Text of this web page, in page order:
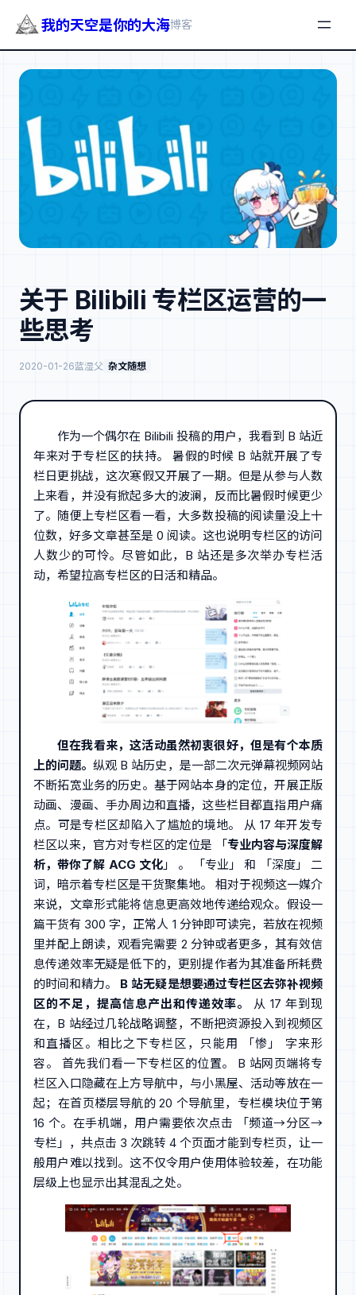
我的天空是你的大海博客
关于 Bilibili 专栏区运营的一
些思考
2020-01-26蓝湿父 杂文随想
作为一个偶尔在 Bilibili 投稿的用户，我看到 B 站近
年来对于专栏区的扶持。 暑假的时候 B 站就开展了专
栏日更挑战，这次寒假又开展了一期。但是从参与人数
上来看，并没有掀起多大的波澜，反而比暑假时候更少
了。随便上专栏区看一看，大多数投稿的阅读量没上十
位数，好多文章甚至是 0 阅读。这也说明专栏区的访问
人数少的可怜。尽管如此，B 站还是多次举办专栏活
动，希望拉高专栏区的日活和精品。
但在我看来，这活动虽然初衷很好，但是有个本质
上的问题。纵观 B 站历史，是一部二次元弹幕视频网站
不断拓宽业务的历史。基于网站本身的定位，开展正版
动画、漫画、手办周边和直播，这些栏目都直指用户痛
点。可是专栏区却陷入了尴尬的境地。 从 17 年开发专
栏区以来，官方对专栏区的定位是 「专业内容与深度解
析，带你了解 ACG 文化」 。 「专业」 和 「深度」 二
词，暗示着专栏区是干货聚集地。 相对于视频这一媒介
来说，文章形式能将信息更高效地传递给观众。假设一
篇干货有 300 字，正常人 1 分钟即可读完，若放在视频
里并配上朗读，观看完需要 2 分钟或者更多，其有效信
息传递效率无疑是低下的，更别提作者为其准备所耗费
的时间和精力。 B 站无疑是想要通过专栏区去弥补视频
区的不足，提高信息产出和传递效率。
从 17 年到现
在，B 站经过几轮战略调整，不断把资源投入到视频区
和直播区。相比之下专栏区，只能用 「惨」 字来形
容。 首先我们看一下专栏区的位置。 B 站网页端将专
栏区入口隐藏在上方导航中，与小黑屋、活动等放在一
起；在首页楼层导航的 20 个导航里，专栏模块位于第
16 个。在手机端，用户需要依次点击 「频道→分区→
专栏」，共点击 3 次跳转 4 个页面才能到专栏页，让一
般用户难以找到。这不仅令用户使用体验较差，在功能
层级上也显示出其混乱之处。